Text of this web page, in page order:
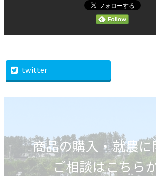
twitter
商品の購入・就農に
ご相談はこちら